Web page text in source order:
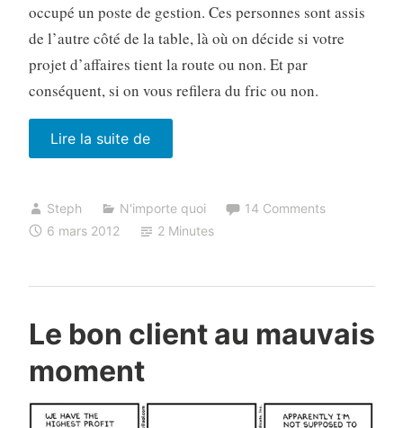
occupé un poste de gestion. Ces personnes sont assis
de l’autre côté de la table, là où on décide si votre
projet d’affaires tient la route ou non. Et par
conséquent, si on vous refilera du fric ou non.
Lire la suite de« Fuyez
ces
de
l’entreprenariat »
Steph N'importe quoi
14 Comments
6 mars 2012
2 Minutes
Le bon client au mauvais
moment